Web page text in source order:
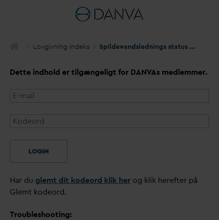
Lovgivning indeks Spildevandslednings status – ejet af spilde
Dette indhold er tilgængeligt for DANVAs medlemmer.
LOGIN
Har du glemt dit kodeord klik her og klik herefter på
Glemt kodeord.
Troubleshooting: